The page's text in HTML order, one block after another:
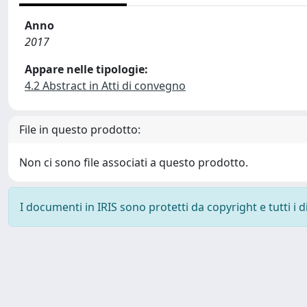
Anno
2017
Appare nelle tipologie:
4.2 Abstract in Atti di convegno
File in questo prodotto:
Non ci sono file associati a questo prodotto.
I documenti in IRIS sono protetti da copyright e tutti i